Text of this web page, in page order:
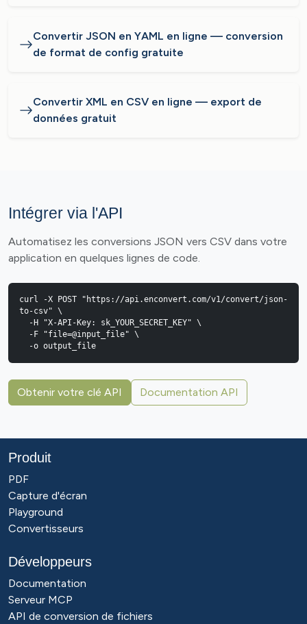
Convertir JSON en YAML en ligne — conversion
de format de config gratuite
Convertir XML en CSV en ligne — export de
données gratuit
Intégrer via l'API
Automatisez les conversions JSON vers CSV dans votre
application en quelques lignes de code.
curl -X POST "https://api.enconvert.com/v1/convert/json-
to-csv" \
  -o output_file
Obtenir votre clé API Documentation API
Produit
PDF
Capture d'écran
Playground
Convertisseurs
Développeurs
Documentation
Serveur MCP
API de conversion de fichiers